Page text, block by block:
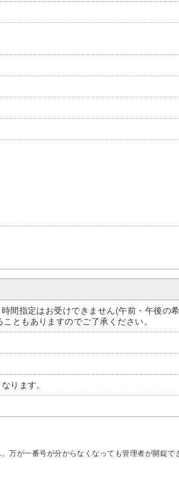
間指定はお受けできません(午前・午後の
ともありますのでご了承ください。
ります。
万が一番号が分からなくなっても管理者が開錠で